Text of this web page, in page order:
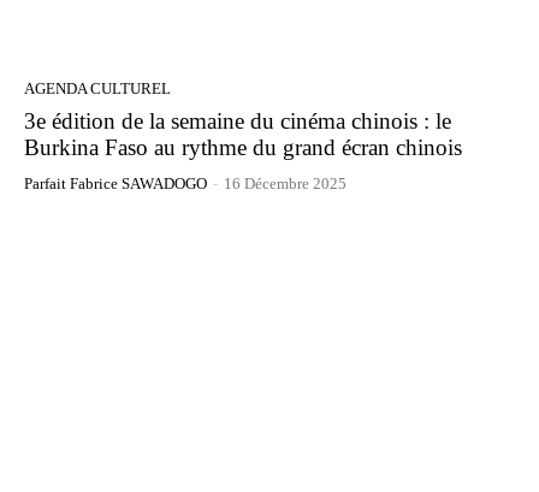
AGENDA CULTUREL
3e édition de la semaine du cinéma chinois : le
Burkina Faso au rythme du grand écran chinois
Parfait Fabrice SAWADOGO - 16 Décembre 2025